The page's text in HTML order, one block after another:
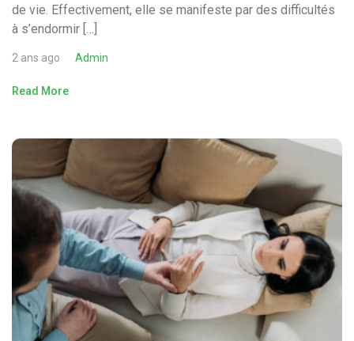
de vie. Effectivement, elle se manifeste par des difficultés
à s’endormir […]
2 ans ago Admin
Read More